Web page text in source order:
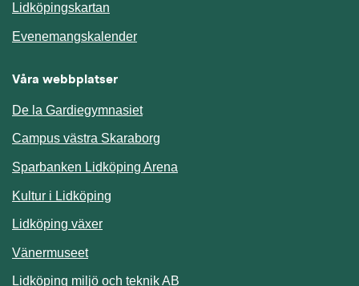
Lidköpingskartan
EvenemangskalenderLänk till annan webbplats.
Våra webbplatser
De la Gardiegymnasiet
Campus västra Skaraborg
Sparbanken Lidköping Arena
Kultur i Lidköping
Lidköping växer
Vänermuseet
Lidköping miljö och teknik AB